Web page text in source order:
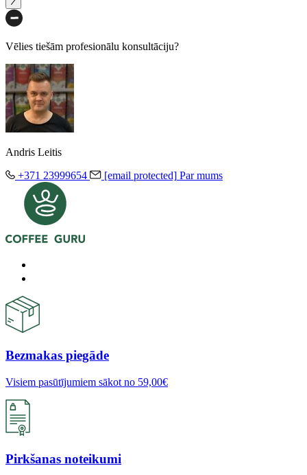
Vēlies tiešām profesionālu konsultāciju?
Andris Leitis
+371 23999654
[email protected] Par mums
Bezmakas piegāde
Visiem pasūtījumiem sākot no 59,00€
Pirkšanas noteikumi